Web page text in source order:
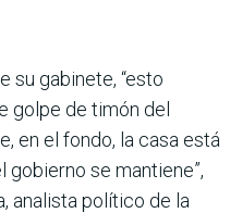
su gabinete, “esto
golpe de timón del
en el fondo, la casa está
se mantiene”,
analista político de la